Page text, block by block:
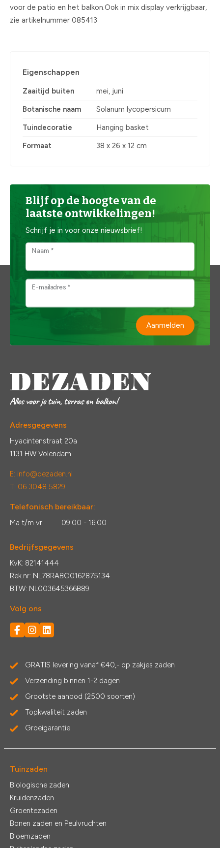
voor de patio en het balkon.Ook in mix display verkrijgbaar,
zie artikelnummer 085413
Eigenschappen
Zaaitijd buiten mei, juni
Botanische naam Solanum lycopersicum
Tuindecoratie Hanging basket
Formaat 38 x 26 x 12 cm
Blijf op de hoogte van de
laatste ontwikkelingen!
Schrijf je in voor onze nieuwsbrief!
Naam *
E-mailadres *
Aanmelden
Adresgegevens
Hyacintenstraat 20a
1131 HW Volendam
E: info@dezaden.nl
T: 06 3048 5829
Telefonisch bereikbaar:
Ma t/m vr: 09:00 - 16:00
Bedrijfsgegevens
KvK: 82141444
Rek.nr: NL78RABO0162875134
BTW: NL003645366B89
Volg ons
GRATIS levering vanaf €40,- op zakjes zaden
Verzending binnen 1-2 dagen
Grootste aanbod (2500 soorten)
Topkwaliteit zaden
Groeigarantie
Tuinzaden
Biologische zaden
Kruidenzaden
Groentezaden
Bonen zaden en Peulvruchten
Bloemzaden